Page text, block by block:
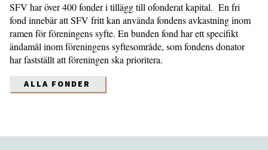
SFV har över 400 fonder i tillägg till ofonderat kapital. En fri
fond innebär att SFV fritt kan använda fondens avkastning inom
ramen för föreningens syfte. En bunden fond har ett specifikt
ändamål inom föreningens syftesområde, som fondens donator
har fastställt att föreningen ska prioritera.
ALLA FONDER